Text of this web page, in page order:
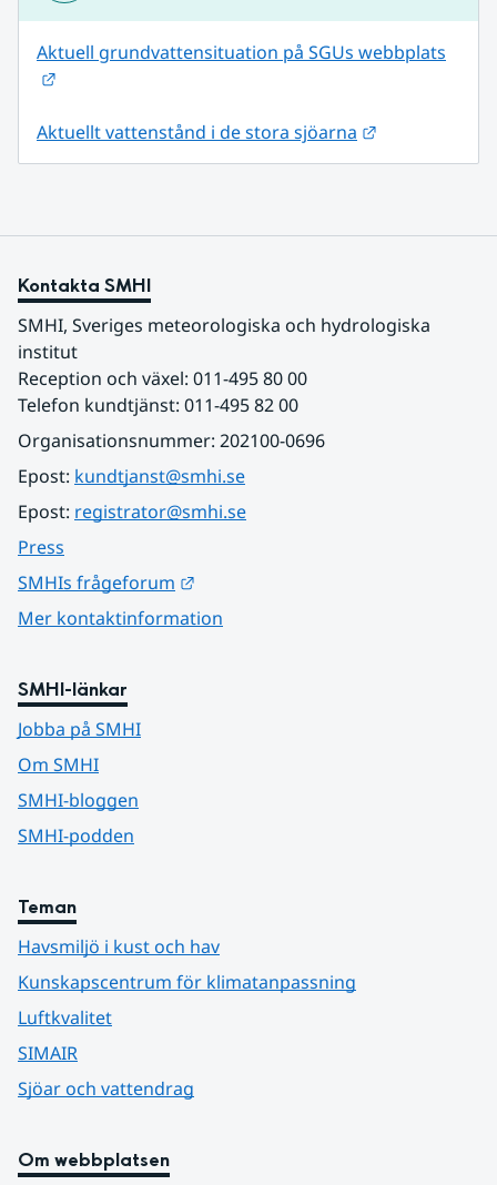
Aktuell grundvattensituation på SGUs webbplats
Aktuellt vattenstånd i de stora sjöarna
Kontakta SMHI
SMHI, Sveriges meteorologiska och hydrologiska
institut
Reception och växel: 011-495 80 00
Telefon kundtjänst: 011-495 82 00
Organisationsnummer: 202100-0696
Epost: kundtjanst@smhi.se
Epost: registrator@smhi.se
Press
SMHIs frågeforum
Mer kontaktinformation
SMHI-länkar
Jobba på SMHI
Om SMHI
SMHI-bloggen
SMHI-podden
Teman
Havsmiljö i kust och hav
Kunskapscentrum för klimatanpassning
Luftkvalitet
SIMAIR
Sjöar och vattendrag
Om webbplatsen